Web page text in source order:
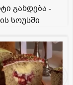
გახდება -
სოუსში